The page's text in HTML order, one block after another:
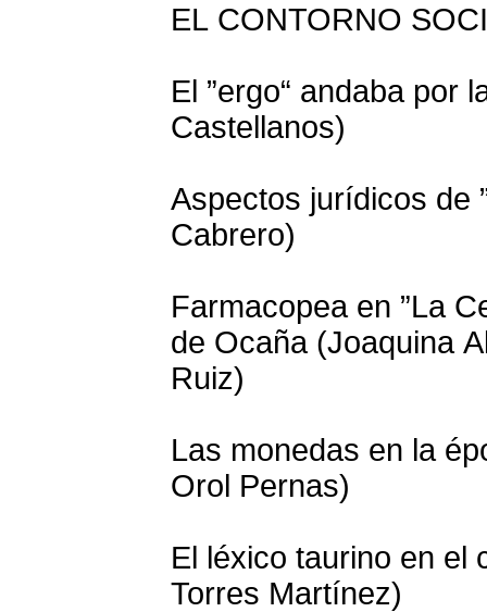
EL CONTORNO
El ”ergo“ andaba por
Castellanos)
Aspectos jurídicos de
Cabrero)
Farmacopea en ”La
de Ocaña (Joaquina
Ruiz)
Las monedas en la
Orol Pernas)
El léxico taurino en el
Torres Martínez)